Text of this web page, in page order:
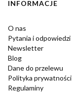
Linki w stopce
INFORMACJE
O nas
Pytania i odpowiedzi
Newsletter
Blog
Dane do przelewu
Polityka prywatności
Regulaminy